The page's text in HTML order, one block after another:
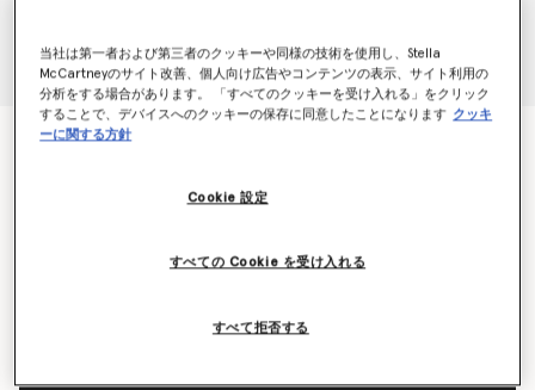
オーバーサイズ スクエアメタルバー サングラス
グロッシーブラック
当社は第一者および第三者のクッキーや同様の技術を使用し、Stella
McCartneyのサイト改善、個人向け広告やコンテンツの表示、サイト利用の
分析をする場合があります。 「すべてのクッキーを受け入れる」をクリック
することで、デバイスへのクッキーの保存に同意したことになります クッキ
ーに関する方針
Cookie 設定
すべて拒否する
すべての Cookie を受け入れる